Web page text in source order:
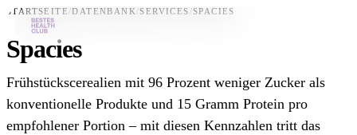
Datenbank
News
STARTSEITE /DATENBANK /SERVICES /SPACIES
Spacies
Frühstückscerealien mit 96 Prozent weniger Zucker als
konventionelle Produkte und 15 Gramm Protein pro
empfohlener Portion – mit diesen Kennzahlen tritt das